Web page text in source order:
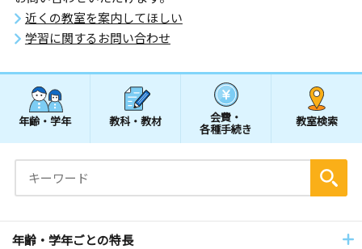
近くの教室を案内してほしい
学習に関するお問い合わせ
年齢・学年 教科・教材 会費・
各種手続き
教室検索
年齢・学年ごとの特長